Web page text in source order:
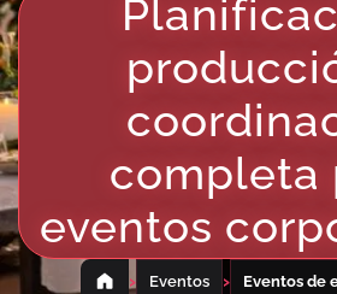
completa
eventos
› Eventos ›